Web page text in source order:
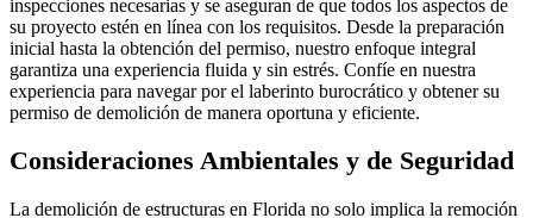
inspecciones necesarias y se aseguran de que todos los aspectos de
su proyecto estén en línea con los requisitos. Desde la preparación
inicial hasta la obtención del permiso, nuestro enfoque integral
garantiza una experiencia fluida y sin estrés. Confíe en nuestra
experiencia para navegar por el laberinto burocrático y obtener su
permiso de demolición de manera oportuna y eficiente.
Consideraciones Ambientales y de Seguridad
La demolición de estructuras en Florida no solo implica la remoción